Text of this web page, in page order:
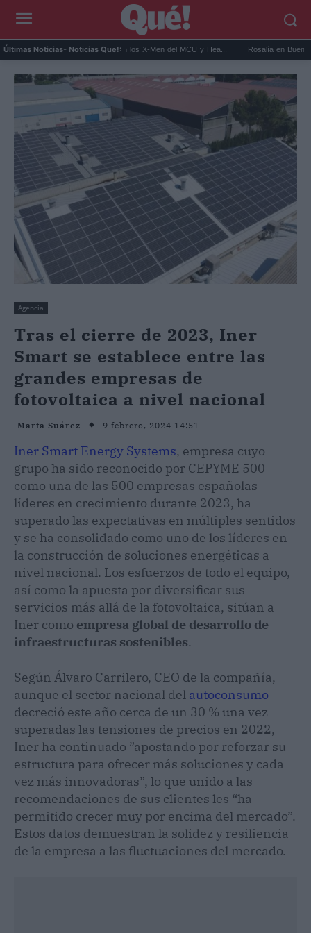
Últimas Noticias- Noticias Que!:
Kit Connor será Cíclope en los X-Men del MCU y Hea... Rosalía en Buenos Aires:
Agencia
Tras el cierre de 2023, Iner
Smart se establece entre las
grandes empresas de
fotovoltaica a nivel nacional
Marta Suárez 9 febrero, 2024 14:51
Iner Smart Energy Systems, empresa cuyo
grupo ha sido reconocido por CEPYME 500
como una de las 500 empresas españolas
líderes en crecimiento durante 2023, ha
superado las expectativas en múltiples sentidos
y se ha consolidado como uno de los líderes en
la construcción de soluciones energéticas a
nivel nacional. Los esfuerzos de todo el equipo,
así como la apuesta por diversificar sus
servicios más allá de la fotovoltaica, sitúan a
Iner como empresa global de desarrollo de
infraestructuras sostenibles.
Según Álvaro Carrilero, CEO de la compañía,
aunque el sector nacional del autoconsumo
decreció este año cerca de un 30 % una vez
superadas las tensiones de precios en 2022,
Iner ha continuado ”apostando por reforzar su
estructura para ofrecer más soluciones y cada
vez más innovadoras”, lo que unido a las
recomendaciones de sus clientes les “ha
permitido crecer muy por encima del mercado”.
Estos datos demuestran la solidez y resiliencia
de la empresa a las fluctuaciones del mercado.